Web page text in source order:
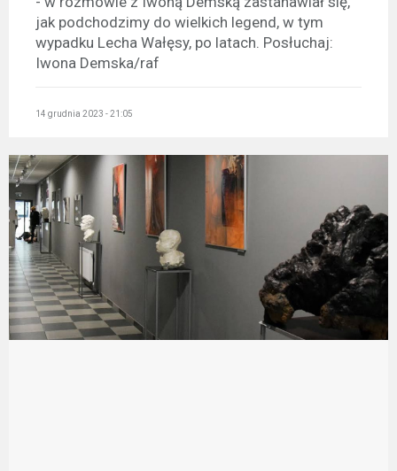
jak podchodzimy do wielkich legend, w tym
wypadku Lecha Wałęsy, po latach. Posłuchaj:
Iwona Demska/raf
14 grudnia 2023 - 21:05